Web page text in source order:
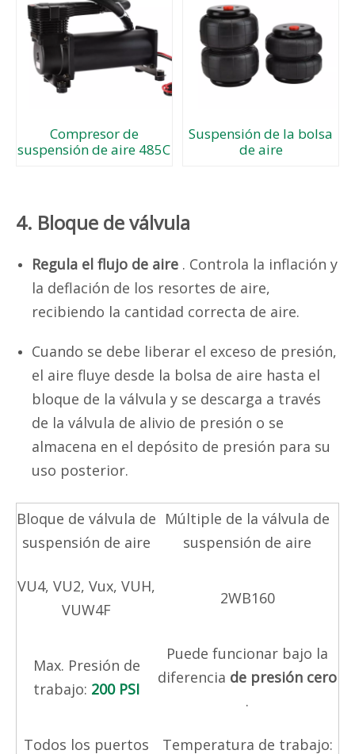
Compresor de
suspensión de aire 485C
Suspensión de la bolsa
de aire
4. Bloque de válvula
Regula el flujo de aire . Controla la inflación y
la deflación de los resortes de aire,
recibiendo la cantidad correcta de aire.
Cuando se debe liberar el exceso de presión,
el aire fluye desde la bolsa de aire hasta el
bloque de la válvula y se descarga a través
de la válvula de alivio de presión o se
almacena en el depósito de presión para su
uso posterior.
Bloque de válvula de
suspensión de aire
Múltiple de la válvula de
suspensión de aire
VU4, VU2, Vux, VUH,
VUW4F
2WB160
Max. Presión de
trabajo: 200 PSI
Puede funcionar bajo la
diferencia de presión cero
.
Todos los puertos Temperatura de trabajo: